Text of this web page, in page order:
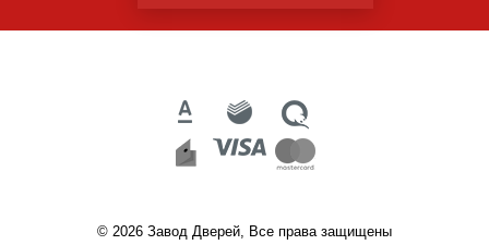
© 2026 Завод Дверей, Все права защищены